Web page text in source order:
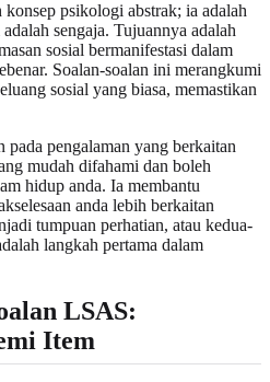
psikologi abstrak; ia adalah
sengaja. Tujuannya adalah
sosial bermanifestasi dalam
Soalan-soalan ini merangkumi
sosial yang biasa, memastikan
pada pengalaman yang berkaitan
mudah difahami dan boleh
hidup anda. Ia membantu
anda lebih berkaitan
tumpuan perhatian, atau kedua-
langkah pertama dalam
LSAS:
Item